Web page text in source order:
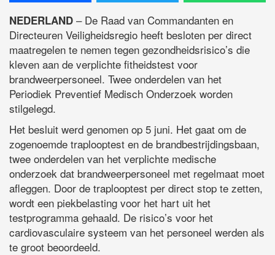
NEDERLAND – De Raad van Commandanten en
Directeuren Veiligheidsregio heeft besloten per direct
maatregelen te nemen tegen gezondheidsrisico’s die
kleven aan de verplichte fitheidstest voor
brandweerpersoneel. Twee onderdelen van het
Periodiek Preventief Medisch Onderzoek worden
stilgelegd.
Het besluit werd genomen op 5 juni. Het gaat om de
zogenoemde traplooptest en de brandbestrijdingsbaan,
twee onderdelen van het verplichte medische
onderzoek dat brandweerpersoneel met regelmaat moet
afleggen. Door de traplooptest per direct stop te zetten,
wordt een piekbelasting voor het hart uit het
testprogramma gehaald. De risico’s voor het
cardiovasculaire systeem van het personeel werden als
te groot beoordeeld.